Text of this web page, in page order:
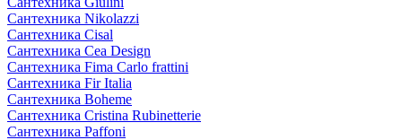
Сантехника Nikolazzi
Сантехника Cisal
Сантехника Cea Design
Сантехника Fima Carlo frattini
Сантехника Fir Italia
Сантехника Boheme
Сантехника Cristina Rubinetterie
Сантехника Paffoni